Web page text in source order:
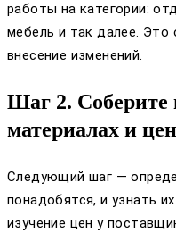
работы на категории:
мебель и так далее. Это
внесение изменений.
Шаг 2.
материалах и
Следующий шаг —
понадобятся, и узнать
изучение цен у